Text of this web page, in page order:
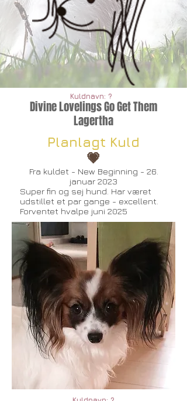
Kuldnavn: ?
Divine Lovelings Go Get Them
Lagertha
Planlagt Kuld
💗
Fra kuldet - New Beginning - ​26.
januar 2023
Super fin og sej hund. Har været
udstillet et par gange - excellent.
Forventet hvalpe juni 2025